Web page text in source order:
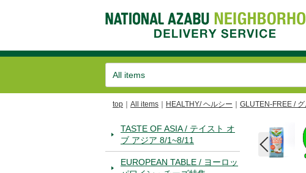
top All items HEALTHY/ ヘルシー GLUTEN-FREE /
TASTE OF ASIA / テイスト オ
ブ アジア 8/1~8/11
EUROPEAN TABLE / ヨーロッ